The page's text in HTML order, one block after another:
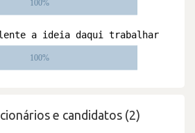
e candidatos (2)